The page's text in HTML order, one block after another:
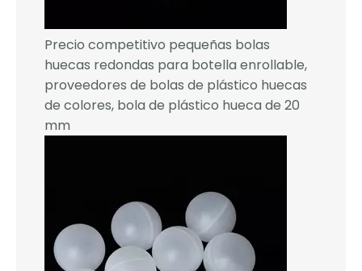
Precio competitivo pequeñas bolas
huecas redondas para botella enrollable,
proveedores de bolas de plástico huecas
de colores, bola de plástico hueca de 20
mm